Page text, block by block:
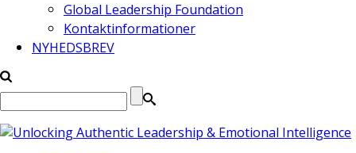
Global Leadership Foundation
Kontaktinformationer
NYHEDSBREV